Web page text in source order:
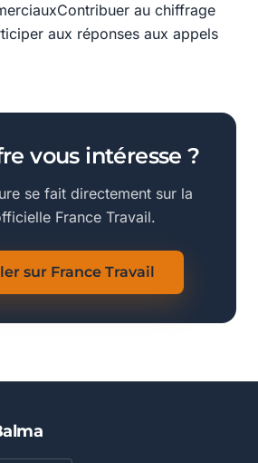
au chiffrage
aux réponses aux appels
vous intéresse ?
se fait directement sur la
France Travail.
sur France Travail